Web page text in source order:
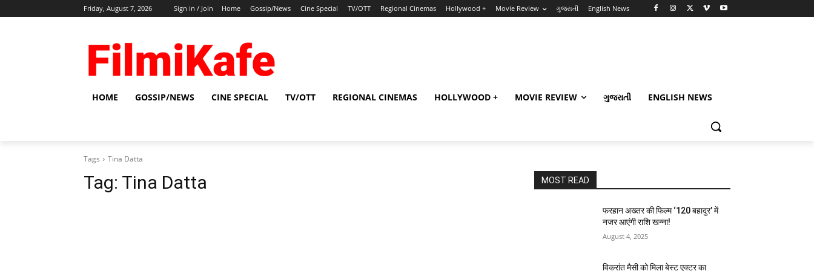
Friday, August 7, 2026 Sign in / Join Home Gossip/News Cine Special TV/OTT Regional Cinemas Hollywood + Movie Review ગુજરાતી English News
HOME GOSSIP/NEWS CINE SPECIAL TV/OTT REGIONAL CINEMAS HOLLYWOOD + MOVIE REVIEW ગુજરાતી ENGLISH NEWS
Tags Tina Datta
Tag: Tina Datta MOST READ
फरहान अख्तर की फिल्म ‘120 बहादुर’ में
नजर आएंगी राशि खन्ना!
August 4, 2025
विक्रांत मैसी को मिला बेस्ट एक्टर का